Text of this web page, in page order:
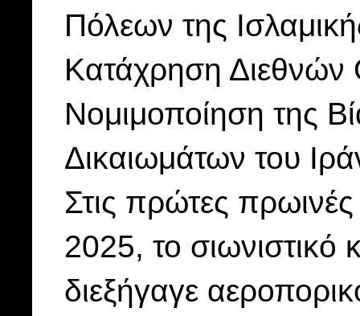
Πόλεων της
Κατάχρηση Διεθνών
Νομιμοποίηση της
Δικαιωμάτων του
Στις πρώτες
2025, το σιωνιστικό
διεξήγαγε